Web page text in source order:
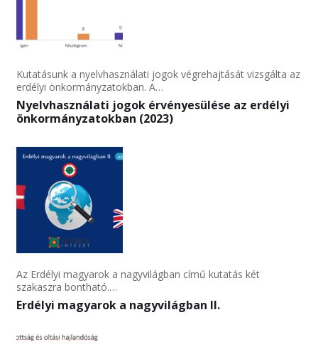
Nyelvhasználati jogok érvényesülése az erdélyi
önkormányzatokban (2023)
Kutatásunk a nyelvhasználati jogok végrehajtását vizsgálta az
erdélyi önkormányzatokban. A…
Erdélyi magyarok a nagyvilágban II.
Az Erdélyi magyarok a nagyvilágban című kutatás két
szakaszra bontható.…